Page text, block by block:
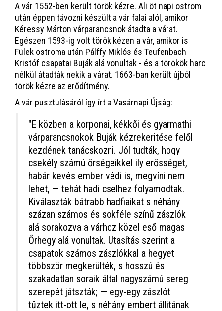
A vár 1552-ben került török kézre. Ali öt napi ostrom
után éppen távozni készült a vár falai alól, amikor
Kéressy Márton várparancsnok átadta a várat.
Egészen 1593-ig volt török kézen a vár, amikor is
Fülek ostroma után Pálffy Miklós és Teufenbach
Kristóf csapatai Buják alá vonultak - és a törökök harc
nélkül átadták nekik a várat. 1663-ban került újból
török kézre az erődítmény.
A vár pusztulásáról így írt a Vasárnapi Újság:
"E közben a korponai, kékkői és gyarmathi
várparancsnokok Buják kézrekeritése felől
kezdének tanácskozni. Jól tudták, hogy
csekély számú őrségeikkel ily erősséget,
habár kevés ember védi is, megvíni nem
lehet, — tehát hadi cselhez folyamodtak.
Kiválaszták bátrabb hadfiaikat s néhány
százan számos és sokféle színű zászlók
alá sorakozva a várhoz közel eső magas
Őrhegy alá vonultak. Utasítás szerint a
csapatok számos zászlókkal a hegyet
többször megkerülték, s hosszú és
szakadatlan soraik által nagyszámú sereg
szerepét játszták; — egy-egy zászlót
tűztek itt-ott le, s néhány embert állitának